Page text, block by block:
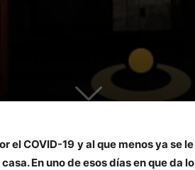
el COVID-19 y al que menos ya se le
En uno de esos días en que da lo